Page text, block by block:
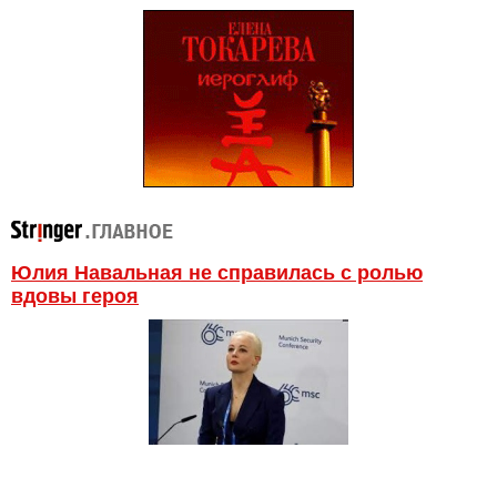
Юлия Навальная не справилась с ролью
вдовы героя